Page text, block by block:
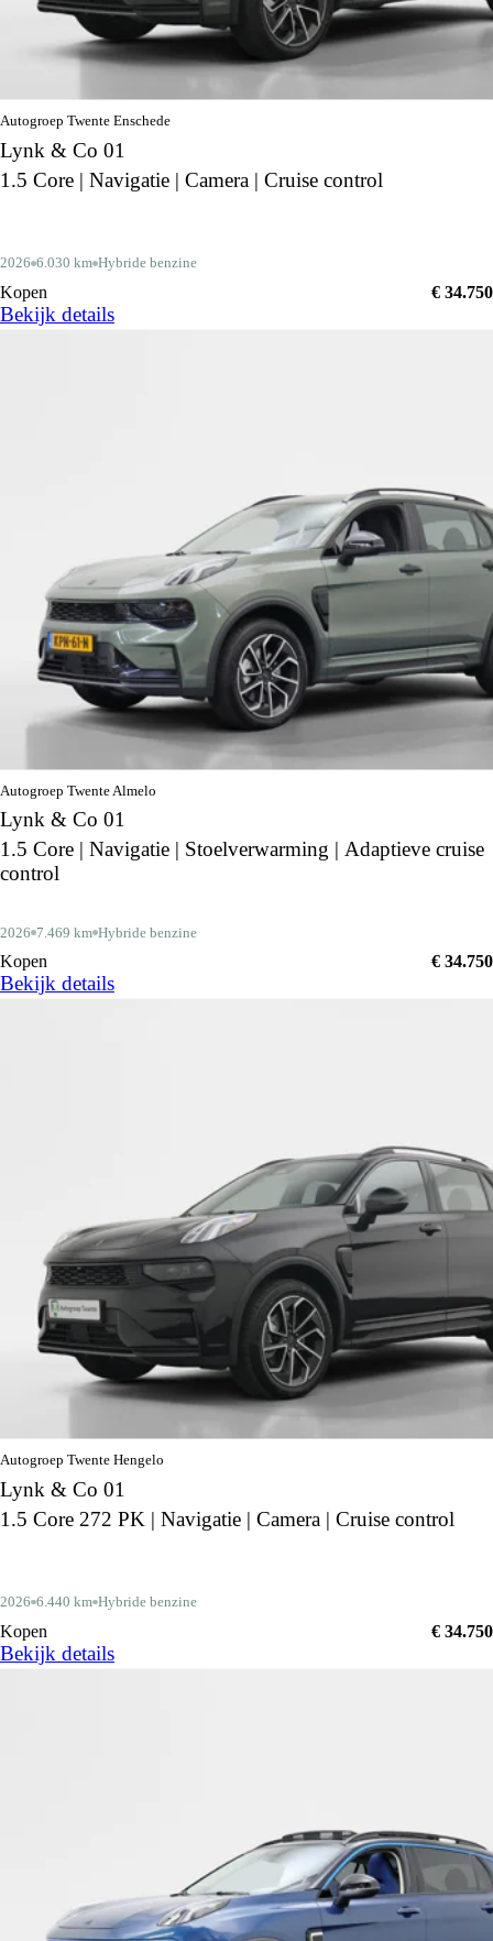
Autogroep Twente Enschede
Lynk & Co 01
1.5 Core | Navigatie | Camera | Cruise control
2026 6.030 km Hybride benzine
Kopen € 34.750
Bekijk details
Autogroep Twente Almelo
Lynk & Co 01
1.5 Core | Navigatie | Stoelverwarming | Adaptieve cruise
control
2026 7.469 km Hybride benzine
Kopen € 34.750
Bekijk details
Autogroep Twente Hengelo
Lynk & Co 01
1.5 Core 272 PK | Navigatie | Camera | Cruise control
2026 6.440 km Hybride benzine
Kopen € 34.750
Bekijk details